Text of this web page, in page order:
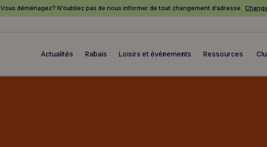
Vous déménagez? N’oubliez pas de nous informer de tout changement d’adresse.
Actualités Rabais Loisirs et événements Ressources